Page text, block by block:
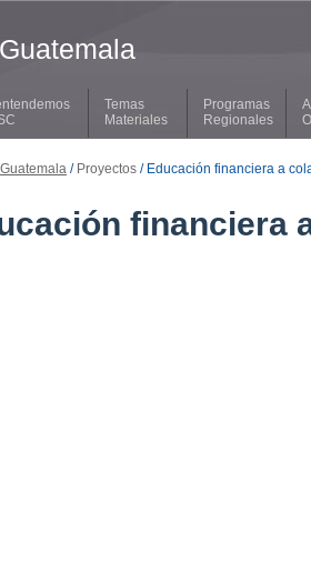
Temas
Materiales
Programas
Regionales
Guatemala
Guatemala / Proyectos / Educación financiera a
financiera